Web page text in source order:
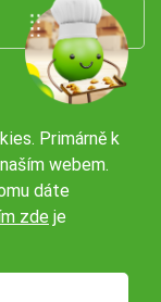
Primárně k
webem.
dáte
zde je